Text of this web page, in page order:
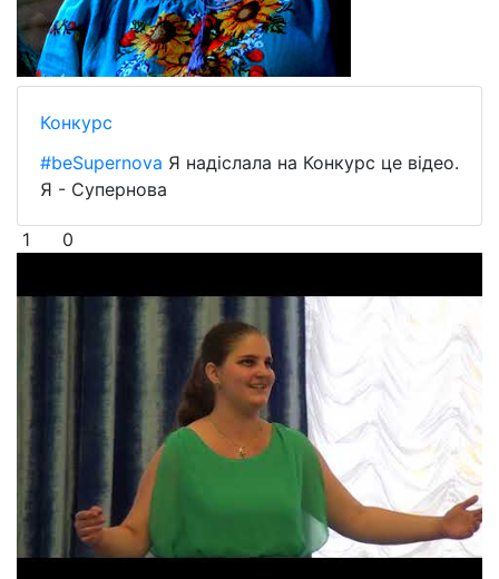
Конкурс
#beSupernova Я надіслала на Конкурс це відео.
Я - Супернова
1 0